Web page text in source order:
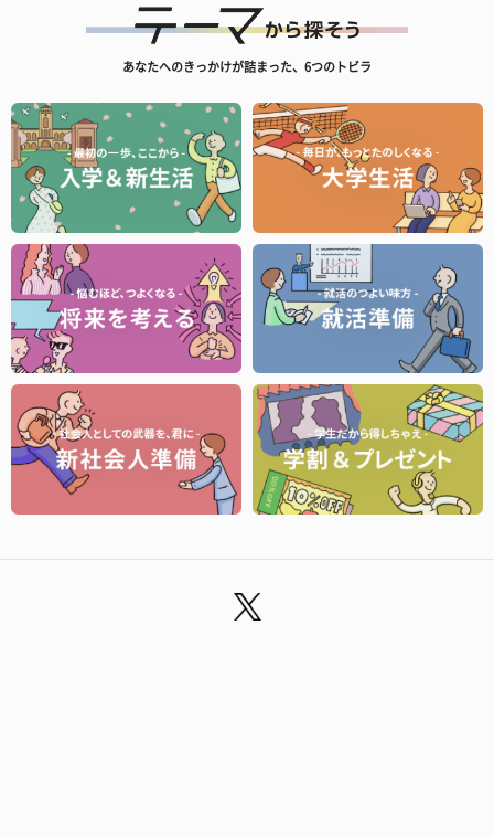
あなたへのきっかけが詰まった、6つのトビラ